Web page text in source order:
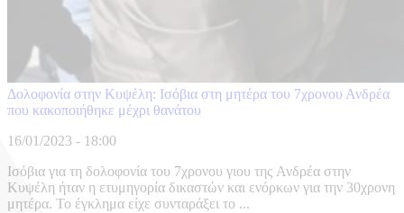
Δολοφονία στην Κυψέλη: Ισόβια στη μητέρα του 7χρονου Ανδρέα
που κακοποιήθηκε μέχρι θανάτου
16/01/2023 - 18:00
Ισόβια για τη δολοφονία του 7χρονου γιου της Ανδρέα στην
Κυψέλη ήταν η ετυμηγορία δικαστών και ενόρκων για την 30χρονη
μητέρα. Το έγκλημα είχε συνταράξει το ...